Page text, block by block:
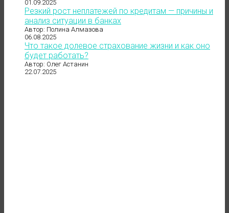
01.09.2025
Резкий рост неплатежей по кредитам — причины и
анализ ситуации в банках
Автор: Полина Алмазова
06.08.2025
Что такое долевое страхование жизни и как оно
будет работать?
Автор: Олег Астанин
22.07.2025